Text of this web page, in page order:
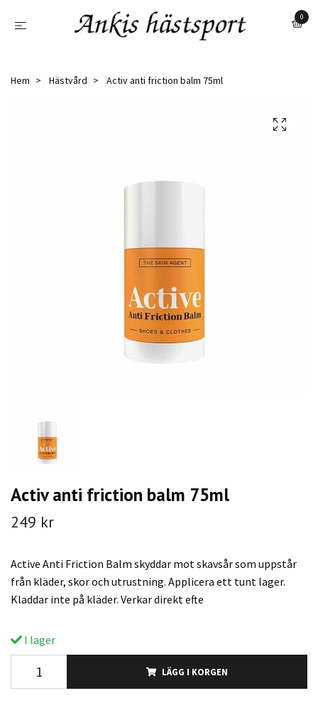
0
Hem Hästvård Activ anti friction balm 75ml
Activ anti friction balm 75ml
249 kr
Active Anti Friction Balm skyddar mot skavsår som uppstår
från kläder, skor och utrustning. Applicera ett tunt lager.
Kladdar inte på kläder. Verkar direkt efte
I lager
LÄGG I KORGEN